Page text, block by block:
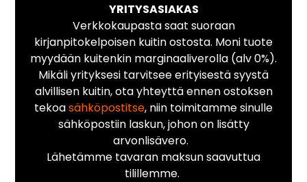
YRITYSASIAKAS
Verkkokaupasta saat suoraan
kirjanpitokelpoisen kuitin ostosta. Moni tuote
myydään kuitenkin marginaaliverolla (alv 0%).
Mikäli yrityksesi tarvitsee erityisestä syystä
alvillisen kuitin, ota yhteyttä ennen ostoksen
tekoasähköpostitse, niin toimitamme sinulle
sähköpostiin laskun, johon on lisätty
arvonlisävero.
Lähetämme tavaran maksun saavuttua
tilillemme.